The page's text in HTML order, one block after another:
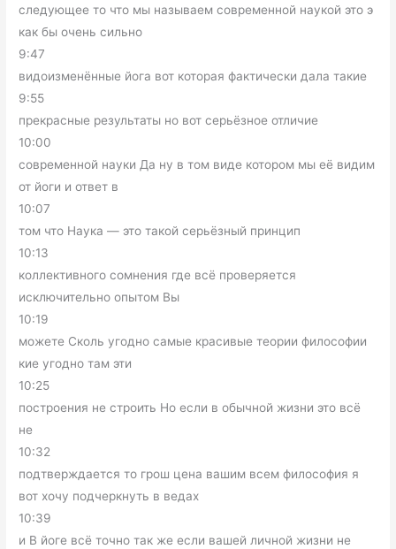
следующее то что мы называем современной наукой это э
как бы очень сильно
9:47
видоизменённые йога вот которая фактически дала такие
9:55
прекрасные результаты но вот серьёзное отличие
10:00
современной науки Да ну в том виде котором мы её видим
от йоги и ответ в
10:07
том что Наука — это такой серьёзный принцип
10:13
коллективного сомнения где всё проверяется
исключительно опытом Вы
10:19
можете Сколь угодно самые красивые теории философии
кие угодно там эти
10:25
построения не строить Но если в обычной жизни это всё
не
10:32
подтверждается то грош цена вашим всем философия я
вот хочу подчеркнуть в ведах
10:39
и В йоге всё точно так же если вашей личной жизни не